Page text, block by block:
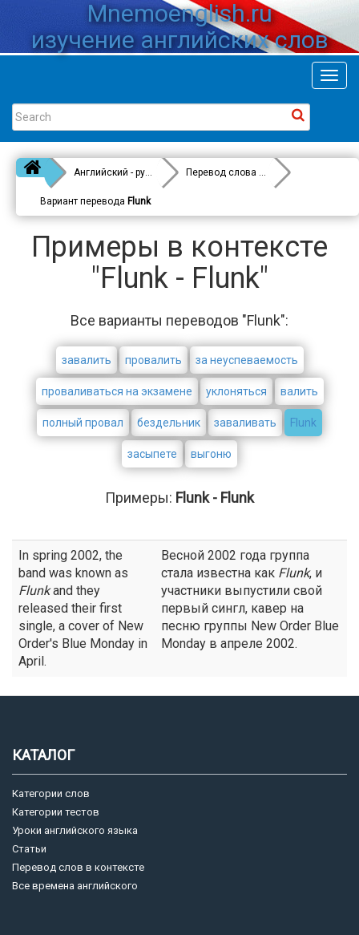
Mnemoenglish.ru
изучение английских слов
Английский - русский Перевод слова
Flunk
Вариант перевода Flunk
Примеры в контексте
"Flunk - Flunk"
Все варианты переводов "Flunk":
завалить провалить за неуспеваемость
проваливаться на экзамене уклоняться валить
полный провал бездельник заваливать Flunk
засыпете выгоню
Примеры: Flunk - Flunk
In spring 2002, the
band was known as
Flunkand they
released their first
single, a cover of New
Order's Blue Monday in
April.
Весной 2002 года группа
стала известна как Flunk, и
участники выпустили свой
первый сингл, кавер на
песню группы New Order Blue
Monday в апреле 2002.
КАТАЛОГ
Категории слов
Категории тестов
Уроки английского языка
Статьи
Перевод слов в контексте
Все времена английского